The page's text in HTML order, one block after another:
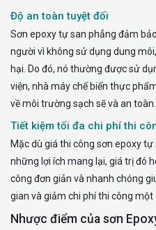
Độ an toàn tuyệt đối
Sơn epoxy tự san phẳng đảm
người vì không sử dụng dung
hại. Do đó, nó thường được sử
viện, nhà máy chế biến thực
về môi trường sạch sẽ và an toàn.
Tiết kiệm tối đa chi phí thi
Mặc dù giá thi công sơn epoxy
những lợi ích mang lại, giá trị đó
công đơn giản và nhanh chóng
gian và giảm chi phí thi công một
Nhược điểm của sơn